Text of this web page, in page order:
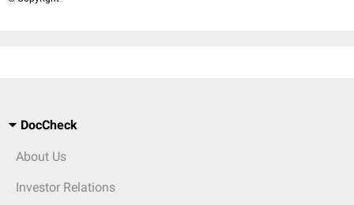
DocCheck
About Us
Investor Relations